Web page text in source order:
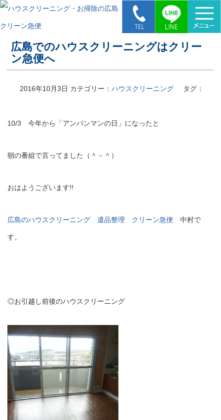
HOME > 広島でのハウスクリーニングはクリーン急便へ
広島でのハウスクリーニングはクリー
ン急便へ
2016年10月3日 カテゴリー： ハウスクリーニング タグ：
10/3 今年から「アンパンマンの日」になったと
朝の番組で言ってました（＾－＾）
おはようございます!!
広島のハウスクリーニング 遺品整理 クリーン急便 中村で
す。
◎お引越し前後のハウスクリーニング